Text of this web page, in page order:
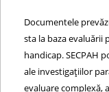
Documentele
sta la baza evaluării
handicap. SECPAH
ale investigaţiilor
evaluare complexă,